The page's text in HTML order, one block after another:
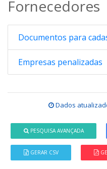
Fornecedores
Documentos para
Empresas penalizadas
Dados
PESQUISA AVANÇADA
GERAR CSV